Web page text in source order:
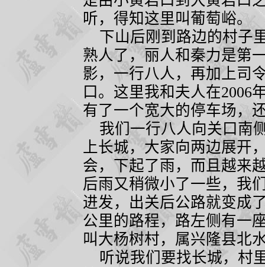
听，得知这里叫葡萄峪。
下山后刚到路边的村子
熟人了，丽人和秦力是第
影，一行八人，再加上司
口。这里我和夫人在2006
有了一个宽大的停车场，
我们一行八人向关口南
上长城，大家向两边展开
会，下起了雨，而且越来
后雨又稍微小了一些，我
进发，出关后公路就变成
公里的路程，路左侧有一
叫大杨树村，属兴隆县北
听说我们要找长城，村